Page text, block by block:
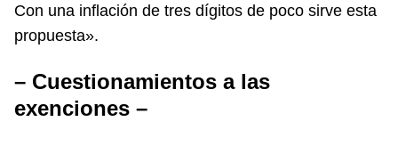
Con una inflación de tres dígitos de poco sirve esta
propuesta».
– Cuestionamientos a las
exenciones –